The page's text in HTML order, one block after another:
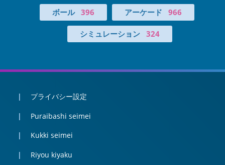
ボール 396 アーケード 966
シミュレーション 324
プライバシー設定
Puraibashi seimei
Kukki seimei
Riyou kiyaku